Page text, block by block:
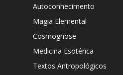
Autoconhecimento
Magia Elemental
Cosmognose
Medicina Esotérica
Textos Antropológicos